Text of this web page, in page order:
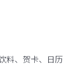
料、贺卡、日历